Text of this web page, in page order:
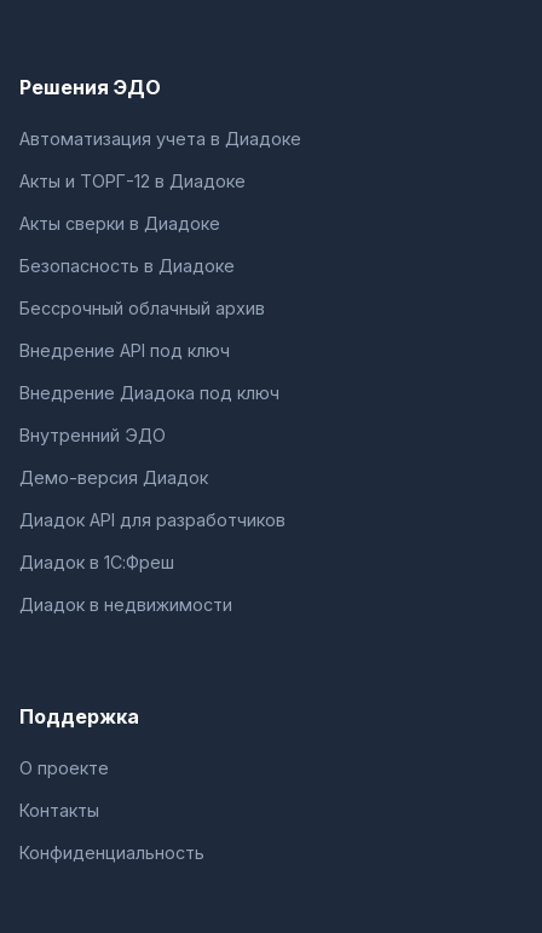
Решения ЭДО
Автоматизация учета в Диадоке
Акты и ТОРГ-12 в Диадоке
Акты сверки в Диадоке
Безопасность в Диадоке
Бессрочный облачный архив
Внедрение API под ключ
Внедрение Диадока под ключ
Внутренний ЭДО
Демо-версия Диадок
Диадок API для разработчиков
Диадок в 1С:Фреш
Диадок в недвижимости
Поддержка
О проекте
Контакты
Конфиденциальность